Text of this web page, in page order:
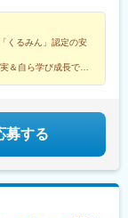
磨駅、京口駅、伊丹
広電本社前駅、西条
取県)、松江駅、高
、宇多津駅、伊予和
県)、徳山駅、山口
本駅、北熊本駅、荒
島駅、日宇駅、高田
之城駅、新越谷駅、
戸駅、高松駅(東京
、平沼橋駅、川崎
、熱田神宮西駅、可
branch/
、海浜幕張駅、稲
谷駅、千葉ニュー
駅、成田駅、品川
川駅、辰巳駅、東
留米駅、豊田駅、学
相武台前駅、星川
いしかわ鉄道線)、
んくう常滑駅、長久
駅(愛知県)、勝川
くるみん」認定の安
＆自ら学び成長でき
募する